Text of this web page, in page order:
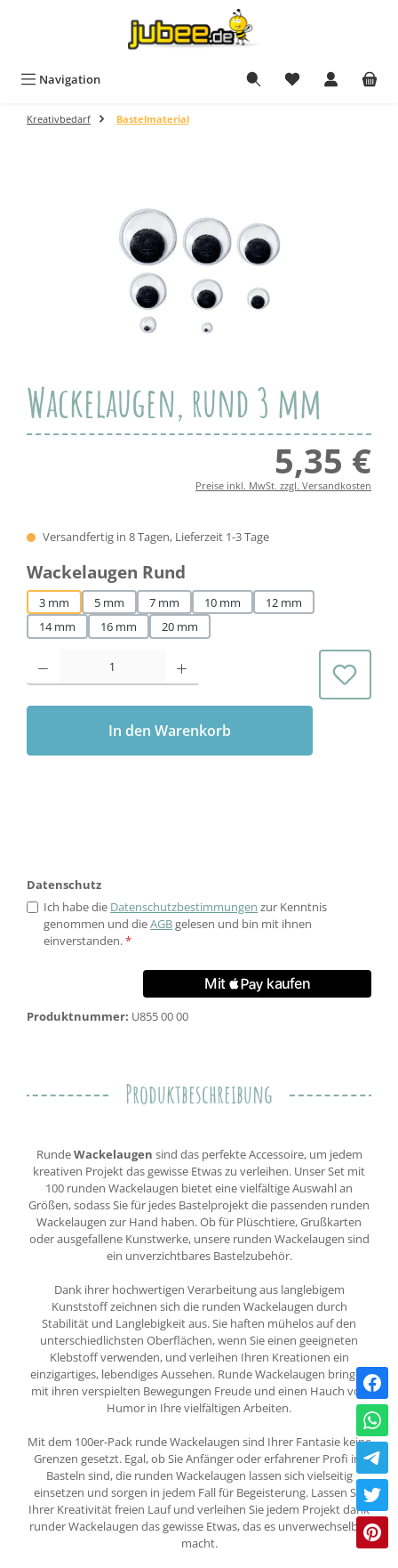
Navigation
Kreativbedarf Bastelmaterial
Wackelaugen, rund 3 mm
5,35 €
Preise inkl. MwSt. zzgl. Versandkosten
Versandfertig in 8 Tagen, Lieferzeit 1-3 Tage
Wackelaugen Rund
3 mm 5 mm 7 mm 10 mm
12 mm
14 mm
16 mm 20 mm
Produkt Anzahl: Gib den gewünschten Wert ein oder benutze die
In den Warenkorb
Datenschutz
Ich habe die Datenschutzbestimmungen zur Kenntnis
genommen und dieAGBgelesen und bin mit ihnen
einverstanden.*
Produktnummer: U855 00 00
Produktbeschreibung
RundeWackelaugen sind das perfekte Accessoire, um jedem
kreativen Projekt das gewisse Etwas zu verleihen. Unser Set mit
100 runden Wackelaugen bietet eine vielfältige Auswahl an
Größen, sodass Sie für jedes Bastelprojekt die passenden runden
Wackelaugen zur Hand haben. Ob für Plüschtiere, Grußkarten
oder ausgefallene Kunstwerke, unsere runden Wackelaugen sind
ein unverzichtbares Bastelzubehör.
Dank ihrer hochwertigen Verarbeitung aus langlebigem
Kunststoff zeichnen sich die runden Wackelaugen durch
Stabilität und Langlebigkeit aus. Sie haften mühelos auf den
unterschiedlichsten Oberflächen, wenn Sie einen geeigneten
Klebstoff verwenden, und verleihen Ihren Kreationen ein
einzigartiges, lebendiges Aussehen. Runde Wackelaugen bringen
mit ihren verspielten Bewegungen Freude und einen Hauch von
Humor in Ihre vielfältigen Arbeiten.
Mit dem 100er-Pack runde Wackelaugen sind Ihrer Fantasie keine
Grenzen gesetzt. Egal, ob Sie Anfänger oder erfahrener Profi im
Basteln sind, die runden Wackelaugen lassen sich vielseitig
einsetzen und sorgen in jedem Fall für Begeisterung. Lassen Sie
Ihrer Kreativität freien Lauf und verleihen Sie jedem Projekt dank
runder Wackelaugen das gewisse Etwas, das es unverwechselbar
macht.